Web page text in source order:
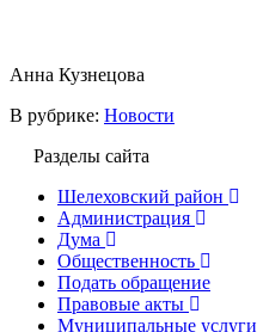
Анна Кузнецова
В рубрике: Новости
Разделы сайта
Шелеховский район
Администрация
Дума
Общественность
Подать обращение
Правовые акты
Муниципальные услуги